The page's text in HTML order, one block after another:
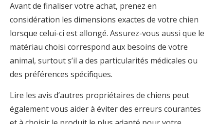
Avant de finaliser votre achat, prenez en
considération les dimensions exactes de votre chien
lorsque celui-ci est allongé. Assurez-vous aussi que le
matériau choisi correspond aux besoins de votre
animal, surtout s’il a des particularités médicales ou
des préférences spécifiques.
Lire les avis d’autres propriétaires de chiens peut
également vous aider à éviter des erreurs courantes